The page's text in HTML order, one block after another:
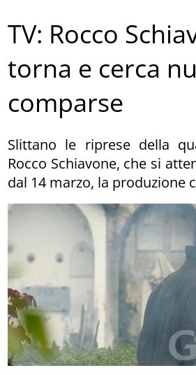
TV: Rocco
torna e cerca
comparse
Slittano le riprese della
Rocco Schiavone, che si
dal 14 marzo, la produzione